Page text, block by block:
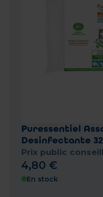
Puressentiel
Desinfectante
Prix public
4,80 €
En stock